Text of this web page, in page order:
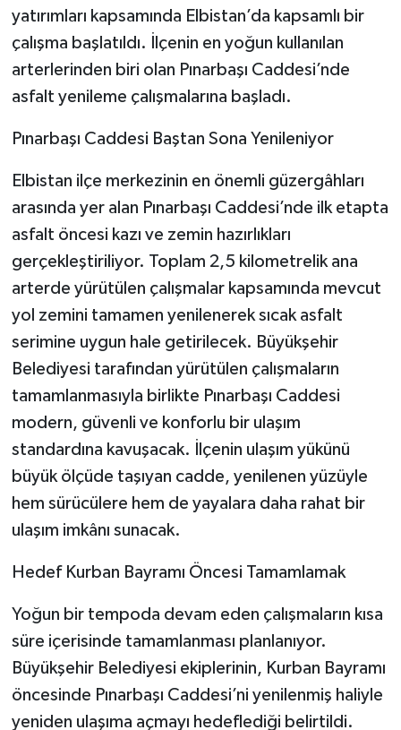
yatırımları kapsamında Elbistan’da kapsamlı bir
çalışma başlatıldı. İlçenin en yoğun kullanılan
arterlerinden biri olan Pınarbaşı Caddesi’nde
asfalt yenileme çalışmalarına başladı.
Pınarbaşı Caddesi Baştan Sona Yenileniyor
Elbistan ilçe merkezinin en önemli güzergâhları
arasında yer alan Pınarbaşı Caddesi’nde ilk etapta
asfalt öncesi kazı ve zemin hazırlıkları
gerçekleştiriliyor. Toplam 2,5 kilometrelik ana
arterde yürütülen çalışmalar kapsamında mevcut
yol zemini tamamen yenilenerek sıcak asfalt
serimine uygun hale getirilecek. Büyükşehir
Belediyesi tarafından yürütülen çalışmaların
tamamlanmasıyla birlikte Pınarbaşı Caddesi
modern, güvenli ve konforlu bir ulaşım
standardına kavuşacak. İlçenin ulaşım yükünü
büyük ölçüde taşıyan cadde, yenilenen yüzüyle
hem sürücülere hem de yayalara daha rahat bir
ulaşım imkânı sunacak.
Hedef Kurban Bayramı Öncesi Tamamlamak
Yoğun bir tempoda devam eden çalışmaların kısa
süre içerisinde tamamlanması planlanıyor.
Büyükşehir Belediyesi ekiplerinin, Kurban Bayramı
öncesinde Pınarbaşı Caddesi’ni yenilenmiş haliyle
yeniden ulaşıma açmayı hedeflediği belirtildi.